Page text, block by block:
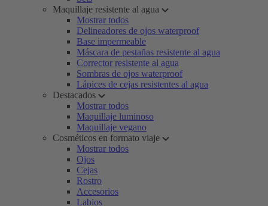
Maquillaje resistente al agua
Mostrar todos
Delineadores de ojos waterproof
Base impermeable
Máscara de pestañas resistente al agua
Corrector resistente al agua
Sombras de ojos waterproof
Lápices de cejas resistentes al agua
Destacados
Mostrar todos
Maquillaje luminoso
Maquillaje vegano
Cosméticos en formato viaje
Mostrar todos
Ojos
Cejas
Rostro
Accesorios
Labios